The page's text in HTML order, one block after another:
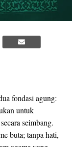
fondasi agung:
untuk
seimbang.
buta; tanpa hati,